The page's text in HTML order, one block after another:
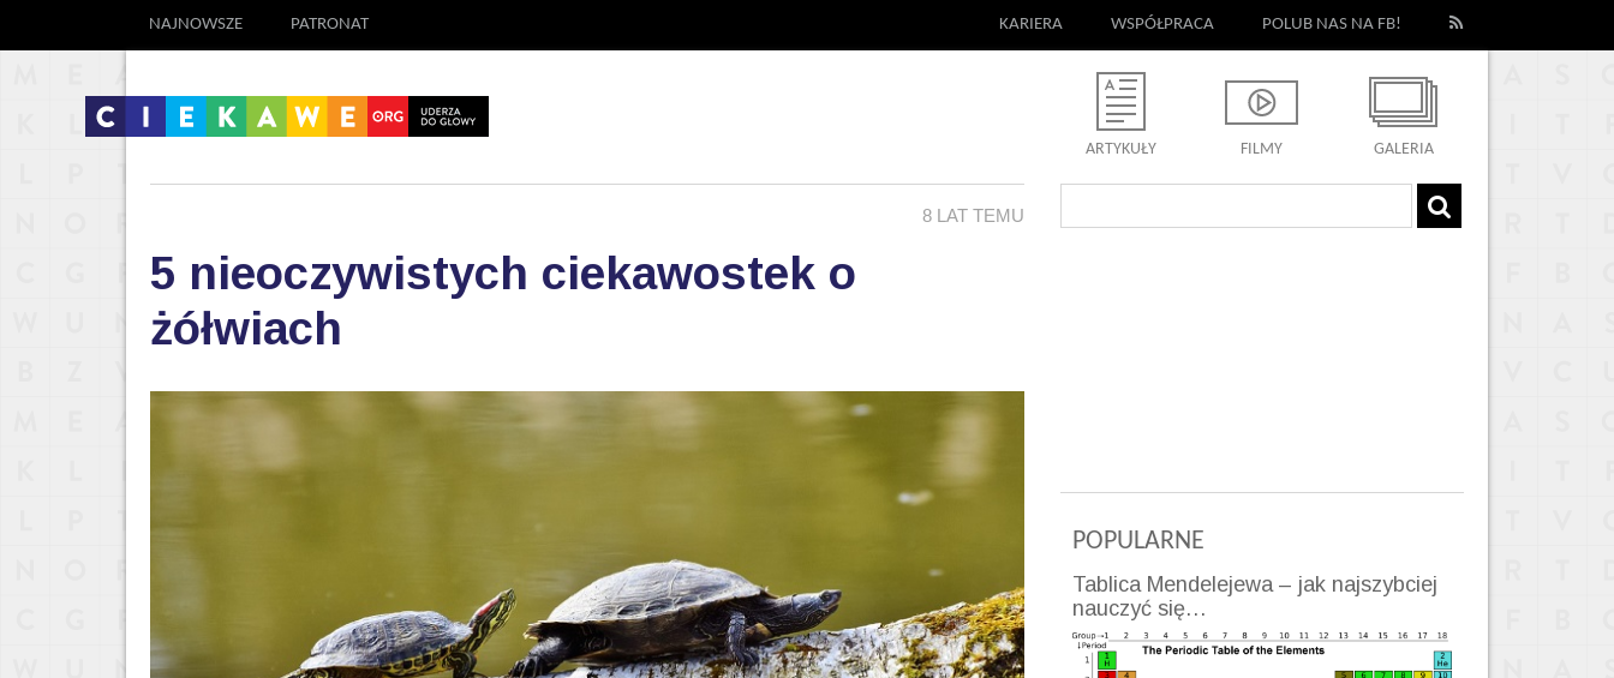
NAJNOWSZE PATRONAT KARIERA WSPÓŁPRACA POLUB NAS NA FB!
ARTYKUŁY FILMY GALERIA
8 LAT TEMU
5 nieoczywistych ciekawostek o
żółwiach
POPULARNE
Tablica Mendelejewa – jak najszybciej
nauczyć się…